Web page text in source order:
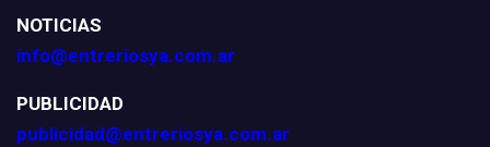
NOTICIAS
info@entreriosya.com.ar
PUBLICIDAD
publicidad@entreriosya.com.ar